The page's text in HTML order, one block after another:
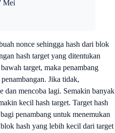
nonce sehingga hash dari blok
hash target yang ditentukan
target, maka penambang
Jika tidak,
dan mencoba lagi. Semakin banyak
kecil hash target. Target hash
penambang untuk menemukan
hash yang lebih kecil dari target